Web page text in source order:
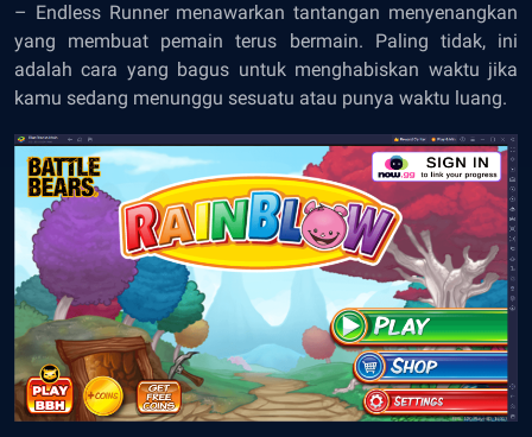
– Endless Runner menawarkan tantangan menyenangkan
yang membuat pemain terus bermain. Paling tidak, ini
adalah cara yang bagus untuk menghabiskan waktu jika
kamu sedang menunggu sesuatu atau punya waktu luang.